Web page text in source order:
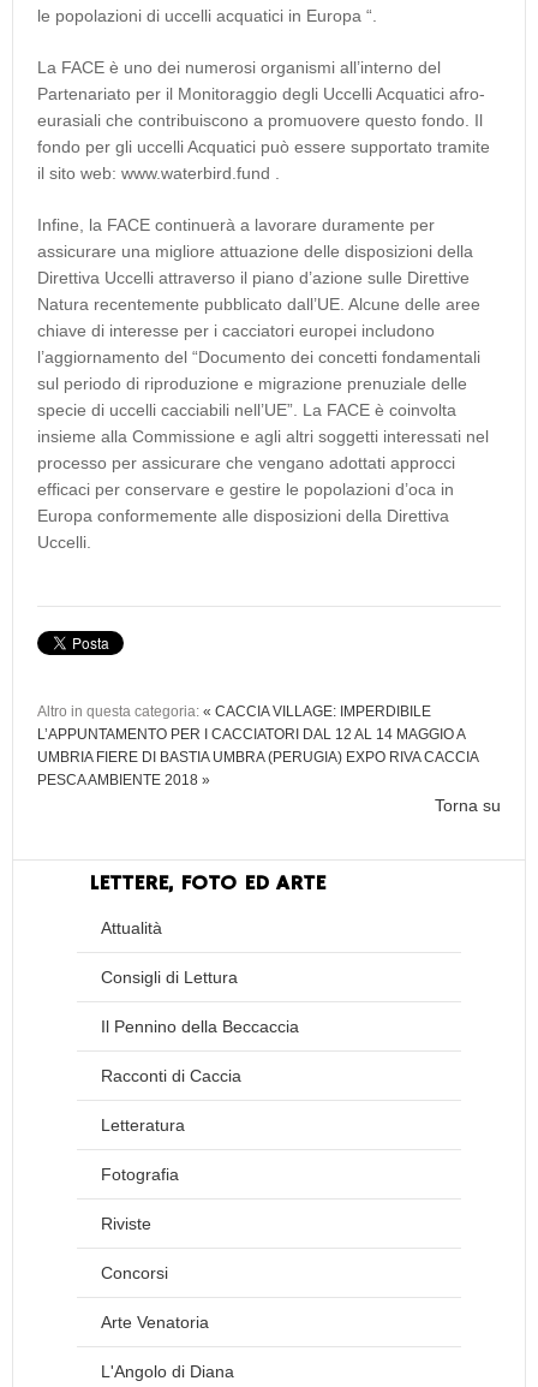
le popolazioni di uccelli acquatici in Europa “.
La FACE è uno dei numerosi organismi all’interno del
Partenariato per il Monitoraggio degli Uccelli Acquatici afro-
eurasiali che contribuiscono a promuovere questo fondo. Il
fondo per gli uccelli Acquatici può essere supportato tramite
il sito web: www.waterbird.fund .
Infine, la FACE continuerà a lavorare duramente per
assicurare una migliore attuazione delle disposizioni della
Direttiva Uccelli attraverso il piano d’azione sulle Direttive
Natura recentemente pubblicato dall’UE. Alcune delle aree
chiave di interesse per i cacciatori europei includono
l’aggiornamento del “Documento dei concetti fondamentali
sul periodo di riproduzione e migrazione prenuziale delle
specie di uccelli cacciabili nell’UE”. La FACE è coinvolta
insieme alla Commissione e agli altri soggetti interessati nel
processo per assicurare che vengano adottati approcci
efficaci per conservare e gestire le popolazioni d’oca in
Europa conformemente alle disposizioni della Direttiva
Uccelli.
Altro in questa categoria: « CACCIA VILLAGE: IMPERDIBILE
L’APPUNTAMENTO PER I CACCIATORI DAL 12 AL 14 MAGGIO A
UMBRIA FIERE DI BASTIA UMBRA (PERUGIA) EXPO RIVA CACCIA
PESCA AMBIENTE 2018 »
Torna su
LETTERE, FOTO ED ARTE
Attualità
Consigli di Lettura
Il Pennino della Beccaccia
Racconti di Caccia
Letteratura
Fotografia
Riviste
Concorsi
Arte Venatoria
L'Angolo di Diana